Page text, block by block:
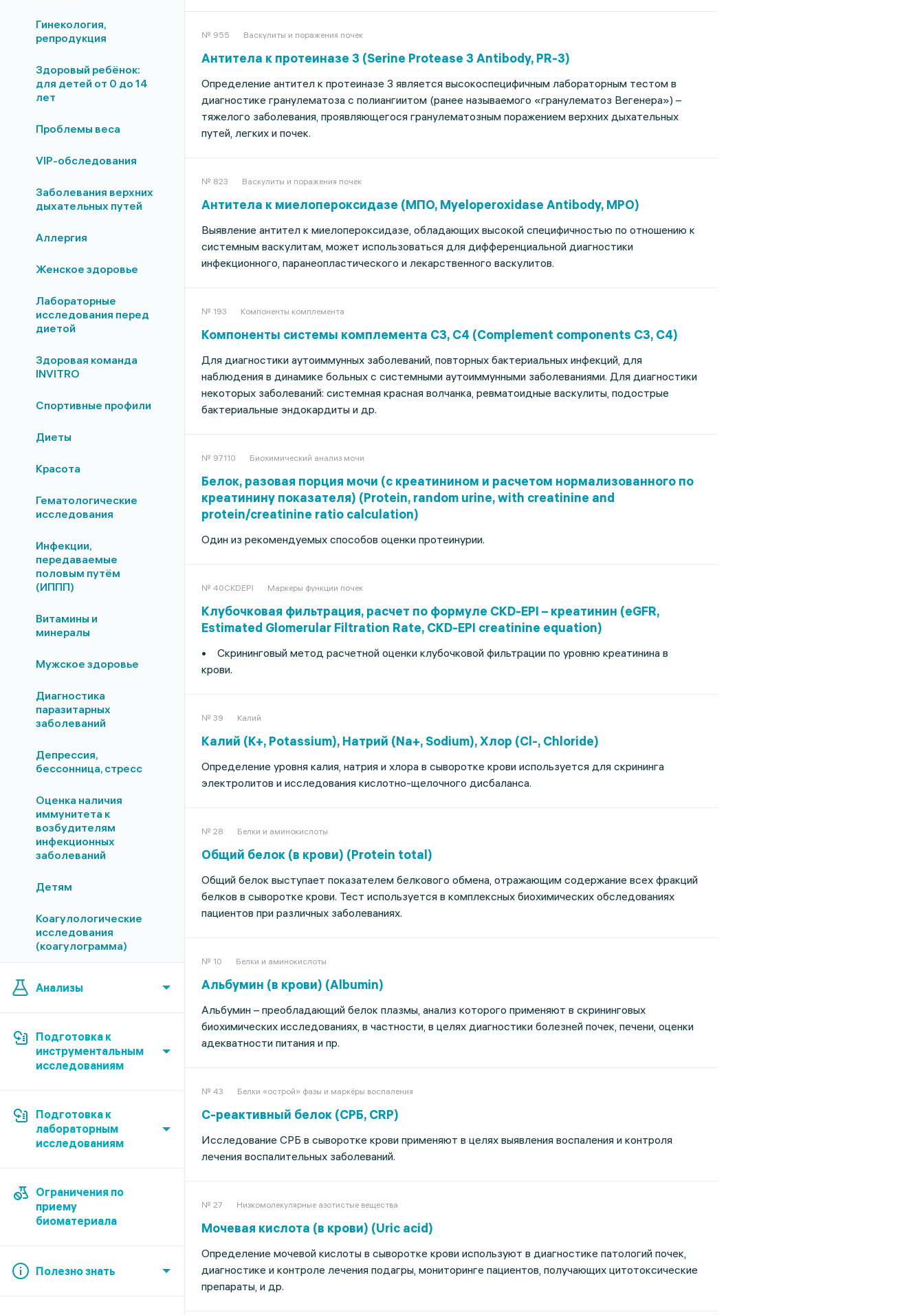
Гинекология,
репродукция
Здоровый ребёнок:
для детей от 0 до 14
лет
Проблемы веса
VIP-обследования
Заболевания верхних
дыхательных путей
Аллергия
Женское здоровье
Лабораторные
исследования перед
диетой
Здоровая команда
INVITRO
Спортивные профили
Диеты
Красота
Гематологические
исследования
Инфекции,
передаваемые
половым путём
(ИППП)
Витамины и
минералы
Мужское здоровье
Диагностика
паразитарных
заболеваний
Депрессия,
бессонница, стресс
Оценка наличия
иммунитета к
возбудителям
инфекционных
заболеваний
Детям
Коагулологические
исследования
(коагулограмма)
Анализы
Подготовка к
инструментальным
исследованиям
Подготовка к
лабораторным
исследованиям
Ограничения по
приему
биоматериала
Полезно знать
№ 955 Васкулиты и поражения почек
Антитела к протеиназе 3 (Serine Protease 3 Antibody, PR-3)
Определение антител к протеиназе 3 является высокоспецифичным лабораторным тестом в
диагностике гранулематоза с полиангиитом (ранее называемого «гранулематоз Вегенера») –
тяжелого заболевания, проявляющегося гранулематозным поражением верхних дыхательных
путей, легких и почек.
№ 823 Васкулиты и поражения почек
Антитела к миелопероксидазе (МПО, Myeloperoxidase Antibody, MPO)
Выявление антител к миелопероксидазе, обладающих высокой специфичностью по отношению к
системным васкулитам, может использоваться для дифференциальной диагностики
инфекционного, паранеопластического и лекарственного васкулитов.
№ 193 Компоненты комплемента
Компоненты системы комплемента С3, С4 (Complement components C3, C4)
Для диагностики аутоиммунных заболеваний, повторных бактериальных инфекций, для
наблюдения в динамике больных с системными аутоиммунными заболеваниями. Для диагностики
некоторых заболеваний: системная красная волчанка, ревматоидные васкулиты, подострые
бактериальные эндокардиты и др.
№ 97110 Биохимический анализ мочи
Белок, разовая порция мочи (с креатинином и расчетом нормализованного по
креатинину показателя) (Protein, random urine, with creatinine and
protein/creatinine ratio calculation)
Один из рекомендуемых способов оценки протеинурии.
№ 40CKDEPI Маркеры функции почек
Клубочковая фильтрация, расчет по формуле CKD-EPI – креатинин (eGFR,
Estimated Glomerular Filtration Rate, CKD-EPI creatinine equation)
• Скрининговый метод расчетной оценки клубочковой фильтрации по уровню креатинина в
крови.
№ 39 Калий
Калий (К+, Potassium), Натрий (Na+, Sodium), Хлор (Сl-, Chloride)
Определение уровня калия, натрия и хлора в сыворотке крови используется для скрининга
электролитов и исследования кислотно-щелочного дисбаланса.
№ 28 Белки и аминокислоты
Общий белок (в крови) (Protein total)
Общий белок выступает показателем белкового обмена, отражающим содержание всех фракций
белков в сыворотке крови. Тест используется в комплексных биохимических обследованиях
пациентов при различных заболеваниях.
№ 10 Белки и аминокислоты
Альбумин (в крови) (Albumin)
Альбумин – преобладающий белок плазмы, анализ которого применяют в скрининговых
биохимических исследованиях, в частности, в целях диагностики болезней почек, печени, оценки
адекватности питания и пр.
№ 43 Белки «острой» фазы и маркёры воспаления
С-реактивный белок (СРБ, CRP)
Исследование СРБ в сыворотке крови применяют в целях выявления воспаления и контроля
лечения воспалительных заболеваний.
№ 27 Низкомолекулярные азотистые вещества
Мочевая кислота (в крови) (Uric acid)
Определение мочевой кислоты в сыворотке крови используют в диагностике патологий почек,
диагностике и контроле лечения подагры, мониторинге пациентов, получающих цитотоксические
препараты, и др.